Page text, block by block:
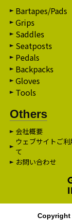
Bartapes/Pads
Grips
Saddles
Seatposts
Pedals
Backpacks
Gloves
Tools
Others
会社概要
ウェブサイトご
て
お問い合わせ
Copyright